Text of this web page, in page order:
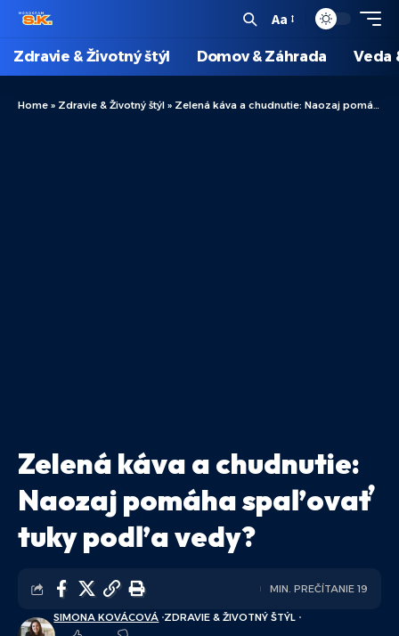
Aa
Zdravie & Životný štýl Domov & Záhrada Veda
Home » Zdravie & Životný štýl » Zelená káva a chudnutie: Naozaj pomáha spaľovať tuky podľa vedy?
Zelená káva a chudnutie:
Naozaj pomáha spaľovať
tuky podľa vedy?
SIMONA KOVÁCOVÁ ZDRAVIE & ŽIVOTNÝ ŠTÝL
MIN. PREČÍTANIE 19